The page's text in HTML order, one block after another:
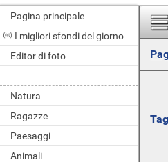
Pagina principale
I migliori sfondi del giorno
Editor di foto
Natura
Ragazze
Paesaggi
Animali